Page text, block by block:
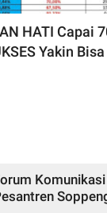
HATI Capai
Yakin